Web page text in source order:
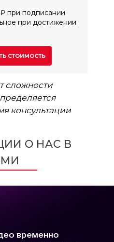
сложности
консультации
СТОИМОСТЬ
при подписании
при достижении
О НАС В